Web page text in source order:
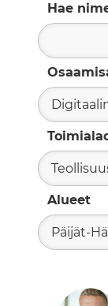
Hae
Alueet
Päijät-